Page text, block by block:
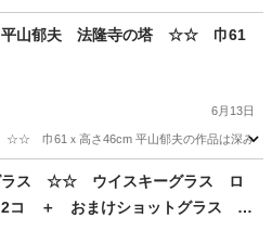
食器 ちろり
郁夫 法隆寺の塔 ☆☆ 巾61
6月13日
ｘ高さ46cm 平山郁夫の作品は深みのある
ンテリア雑貨/小物 五重塔
ラス ☆☆ ウイスキーグラス ロ
コ ＋ おまけショットグラス 3
あり